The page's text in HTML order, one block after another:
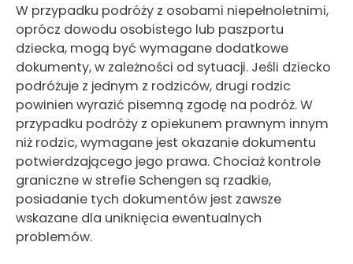
W przypadku podróży z osobami niepełnoletnimi,
oprócz dowodu osobistego lub paszportu
dziecka, mogą być wymagane dodatkowe
dokumenty, w zależności od sytuacji. Jeśli dziecko
podróżuje z jednym z rodziców, drugi rodzic
powinien wyrazić pisemną zgodę na podróż. W
przypadku podróży z opiekunem prawnym innym
niż rodzic, wymagane jest okazanie dokumentu
potwierdzającego jego prawa. Chociaż kontrole
graniczne w strefie Schengen są rzadkie,
posiadanie tych dokumentów jest zawsze
wskazane dla uniknięcia ewentualnych
problemów.